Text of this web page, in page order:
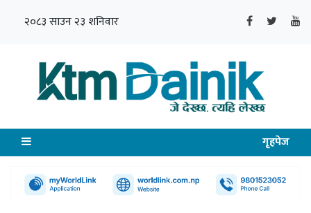
२०८३ साउन २३ शनिवार
गृहपेज